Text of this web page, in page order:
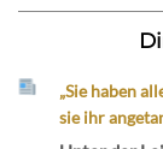
„Sie haben
sie ihr